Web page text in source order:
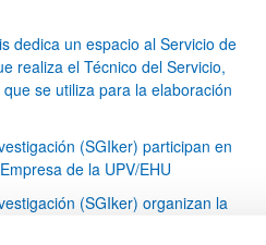
dedica un espacio al Servicio de
realiza el Técnico del Servicio,
se utiliza para la elaboración
(SGIker) participan en
de la UPV/EHU
(SGIker) organizan la